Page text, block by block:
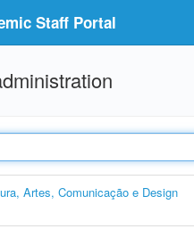
Staff Portal
Artes, Comunicação e Design